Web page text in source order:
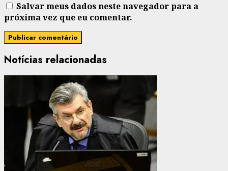
Salvar meus dados neste navegador para a
próxima vez que eu comentar.
Notícias relacionadas